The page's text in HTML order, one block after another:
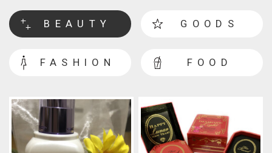
BEAUTY GOODS
FASHION FOOD